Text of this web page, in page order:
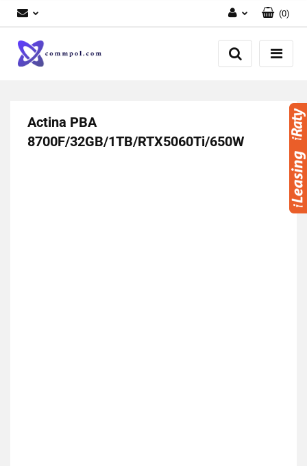
Zaloguj się
Zarejestruj się
(0)
Actina PBA
8700F/32GB/1TB/RTX5060Ti/650W